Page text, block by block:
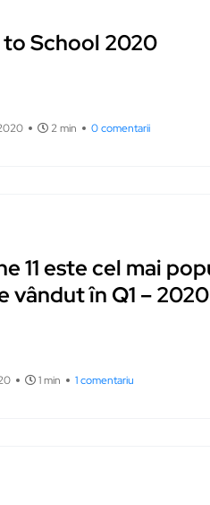
to School 2020
2 min 0 comentarii
11 este cel mai
vândut în Q1 – 2020
1 min 1 comentariu